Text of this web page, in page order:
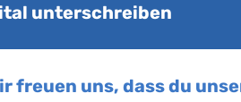
unterschreiben
freuen uns, dass du